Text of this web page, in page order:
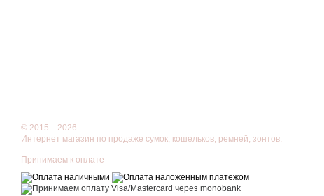
© 2015—2026
Интернет магазин по продаже сумок, кошельков, ремней, зонтов.
Принимаем к оплате